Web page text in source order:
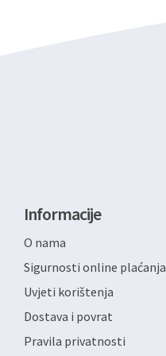
Informacije
O nama
Sigurnosti online plaćanja
Uvjeti korištenja
Dostava i povrat
Pravila privatnosti